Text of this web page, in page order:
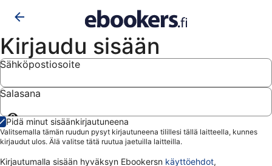
Kirjaudu sisään
Sähköpostiosoite
Salasana
Näytä
salasana
Pidä minut sisäänkirjautuneena
Valitsemalla tämän ruudun pysyt kirjautuneena tilillesi tällä laitteella, kunnes
kirjaudut ulos. Älä valitse tätä ruutua jaetuilla laitteilla.
Kirjautumalla sisään hyväksyn Ebookersn käyttöehdot,